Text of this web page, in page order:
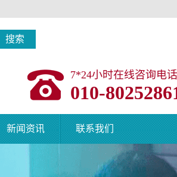
搜索
7*24小时在线咨询电话
010-
新闻资讯 联系我们